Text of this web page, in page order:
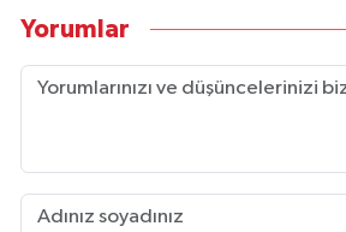
Yorumlar